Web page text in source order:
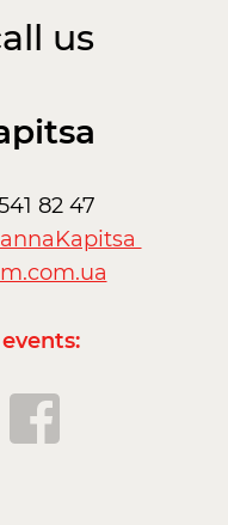
us
82 47